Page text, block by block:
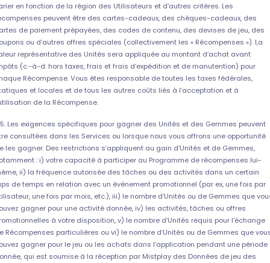
en fonction de la région des Utilisateurs et d’autres critères. Les
peuvent être des cartes-cadeaux, des chèques-cadeaux, des
de paiement prépayées, des codes de contenu, des devises de jeu, des
ou d’autres offres spéciales (collectivement les « Récompenses »). La
représentative des Unités sera appliquée au montant d’achat avant
(c.-à-d. hors taxes, frais et frais d’expédition et de manutention) pour
Récompense. Vous êtes responsable de toutes les taxes fédérales,
et locales et de tous les autres coûts liés à l’acceptation et à
de la Récompense.
Les exigences spécifiques pour gagner des Unités et des Gemmes peuvent
consultées dans les Services ou lorsque nous vous offrons une opportunité
les gagner. Des restrictions s’appliquent au gain d’Unités et de Gemmes,
: i) votre capacité à participer au Programme de récompenses lui-
ii) la fréquence autorisée des tâches ou des activités dans un certain
de temps en relation avec un événement promotionnel (par ex, une fois par
une fois par mois, etc.), iii) le nombre d’Unités ou de Gemmes que
gagner pour une activité donnée, iv) les activités, tâches ou offres
à votre disposition, v) le nombre d’Unités requis pour l’échange
Récompenses particulières ou vi) le nombre d’Unités ou de Gemmes que
gagner pour le jeu ou les achats dans l’application pendant une période
qui est soumise à la réception par Mistplay des Données de jeu des